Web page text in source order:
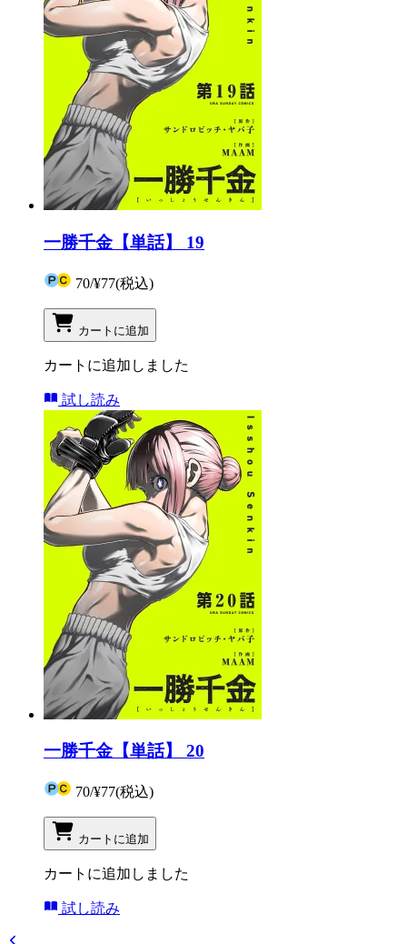
一勝千金【単話】 19
70/¥77(税込)
カートに追加
カートに追加しました
試し読み
一勝千金【単話】 20
70/¥77(税込)
カートに追加
カートに追加しました
試し読み